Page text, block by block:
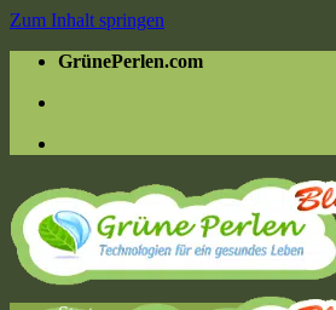
Zum Inhalt springen
GrünePerlen.com